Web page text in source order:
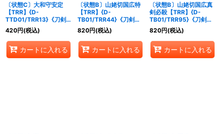
〔状態C〕大和守安定
【TRR】{D-
TTD01/TRR13}《刀剣
乱舞》
420円(税込)
カートに入れる
〔状態B〕山姥切国広特
【TRR】{D-
TB01/TRR44}《刀剣乱
舞》
820円(税込)
カートに入れる
〔状態B〕山姥切国広真
剣必殺【TRR】{D-
TB01/TRR95}《刀剣乱
舞》
820円(税込)
カートに入れる